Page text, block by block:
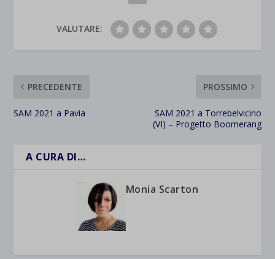
VALUTARE:
PRECEDENTE
SAM 2021 a Pavia
PROSSIMO
SAM 2021 a Torrebelvicino
(VI) – Progetto Boomerang
A CURA DI…
Monia Scarton